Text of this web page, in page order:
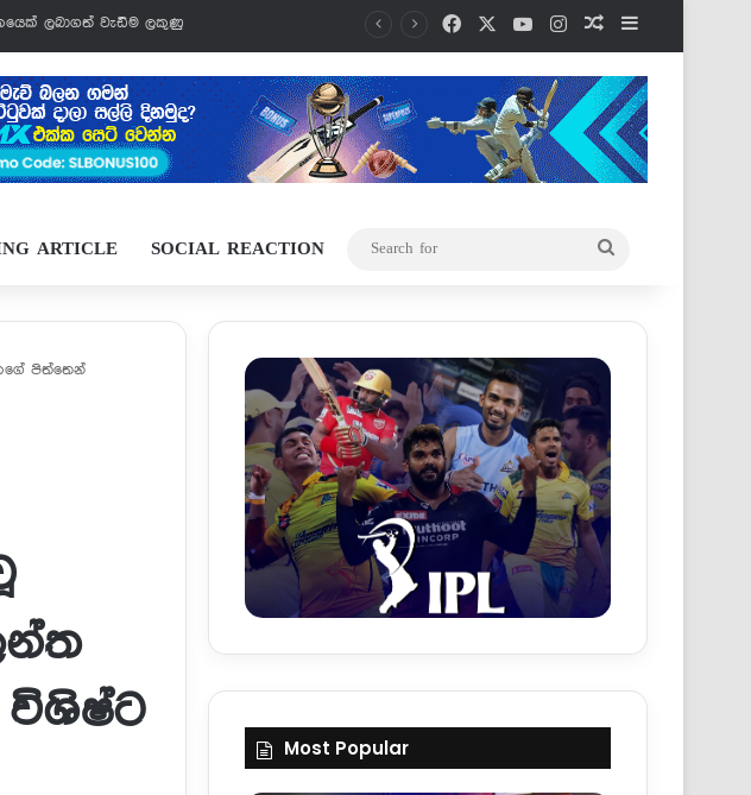
Facebook YouTubeInstagramRandom Article
ARTICLE SOCIAL REACTION
පිත්තෙන්
Most Popular